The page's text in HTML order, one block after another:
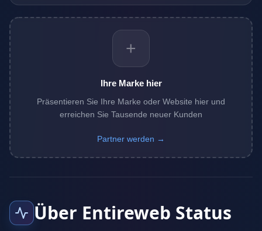
+
Ihre Marke hier
Präsentieren Sie Ihre Marke oder Website hier und
erreichen Sie Tausende neuer Kunden
Partner werden →
Über Entireweb Status